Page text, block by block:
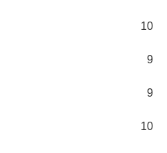
10
9
9
10